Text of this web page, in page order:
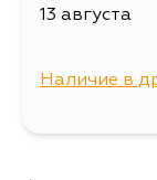
Ширина
13 августа
Наличие в
г.